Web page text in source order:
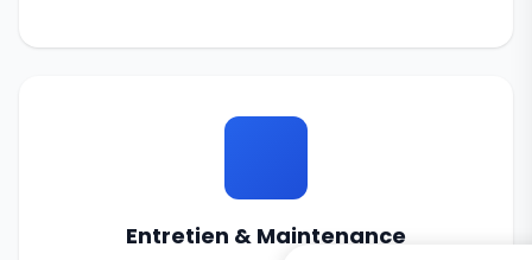
Entretien & Maintenance